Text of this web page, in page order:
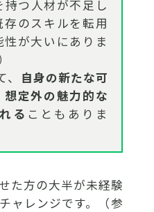
つ人材が不足し
のスキルを転用
性が大いにありま
自身の新たな可
定外の魅力的な
る こともありま
た方の大半が未経験
ャレンジです。（参